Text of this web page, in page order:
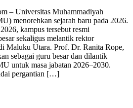
– Universitas Muhammadiyah
menorehkan sejarah baru pada 2026.
kampus tersebut resmi
sekaligus melantik rektor
Maluku Utara. Prof. Dr. Ranita Rope,
sebagai guru besar dan dilantik
untuk masa jabatan 2026–2030.
pergantian […]